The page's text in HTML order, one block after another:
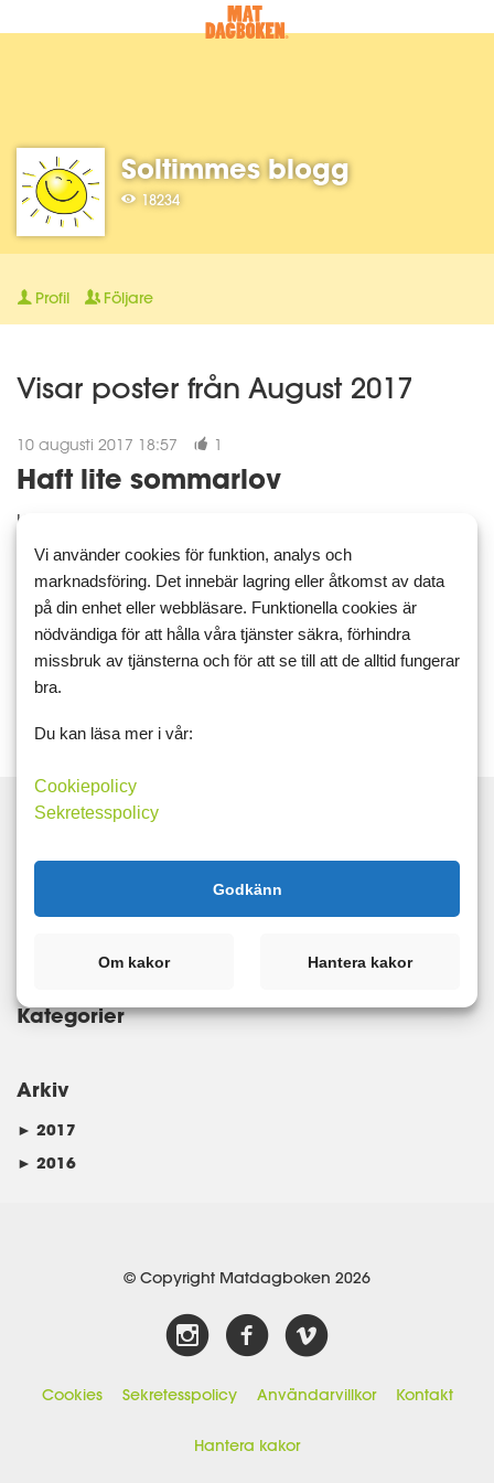
Soltimmes blogg
18234
Profil Följare
Visar poster från August 2017
10 augusti 2017 18:57 1
Haft lite sommarlov
Har haft lite sommarlov från allt vad viktnedgång heter men hör
och häpna så har jag faktiskt gått ner 0,3 kg sen 30 juni ändå.
Visst har jag tänkt på det lite grann men mycket gott har det
slunkit ner.. känns bra att "känna på" hur jag kan le...
Läs mer Kommentera
Kategorier
Arkiv
► 2017
► 2016
© Copyright Matdagboken 2026
Cookies Sekretesspolicy Användarvillkor Kontakt
Hantera kakor
Vi använder cookies för funktion, analys och
marknadsföring. Det innebär lagring eller åtkomst av data
på din enhet eller webbläsare. Funktionella cookies är
nödvändiga för att hålla våra tjänster säkra, förhindra
missbruk av tjänsterna och för att se till att de alltid fungerar
bra.
Du kan läsa mer i vår:
Cookiepolicy
Sekretesspolicy
Godkänn
Om kakor Hantera kakor